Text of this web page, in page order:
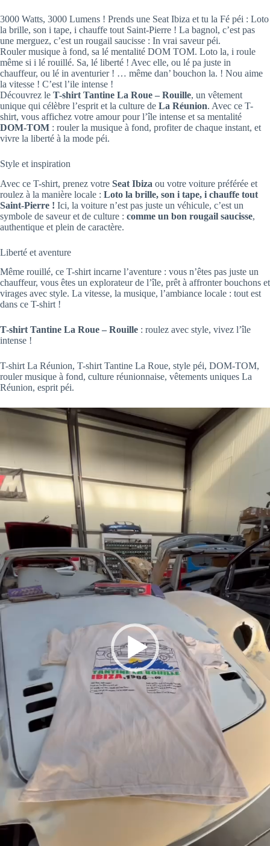
3000 Watts, 3000 Lumens ! Prends une Seat Ibiza et tu la Fé péi : Loto
la brille, son i tape, i chauffe tout Saint-Pierre ! La bagnol, c’est pas
une merguez, c’est un rougail saucisse : In vrai saveur péi.
Rouler musique à fond, sa lé mentalité DOM TOM. Loto la, i roule
même si i lé rouillé. Sa, lé liberté ! Avec elle, ou lé pa juste in
chauffeur, ou lé in aventurier ! … même dan’ bouchon la. ! Nou aime
la vitesse ! C’est l’ile intense !
Découvrez le T-shirt Tantine La Roue – Rouille, un vêtement
unique qui célèbre l’esprit et la culture de La Réunion. Avec ce T-
shirt, vous affichez votre amour pour l’île intense et sa mentalité
DOM-TOM : rouler la musique à fond, profiter de chaque instant, et
vivre la liberté à la mode péi.
Style et inspiration
Avec ce T-shirt, prenez votre Seat Ibiza ou votre voiture préférée et
roulez à la manière locale : Loto la brille, son i tape, i chauffe tout
Saint-Pierre ! Ici, la voiture n’est pas juste un véhicule, c’est un
symbole de saveur et de culture : comme un bon rougail saucisse,
authentique et plein de caractère.
Liberté et aventure
Même rouillé, ce T-shirt incarne l’aventure : vous n’êtes pas juste un
chauffeur, vous êtes un explorateur de l’île, prêt à affronter bouchons et
virages avec style. La vitesse, la musique, l’ambiance locale : tout est
dans ce T-shirt !
T-shirt Tantine La Roue – Rouille : roulez avec style, vivez l’île
intense !
T-shirt La Réunion, T-shirt Tantine La Roue, style péi, DOM-TOM,
rouler musique à fond, culture réunionnaise, vêtements uniques La
Réunion, esprit péi.
Video